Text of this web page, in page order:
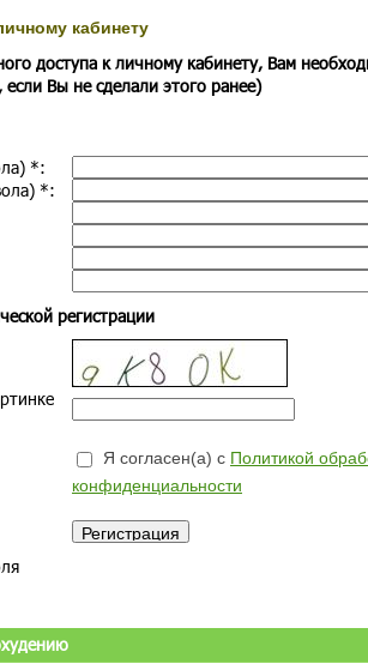
кабинету
доступа к личному кабинету, Вам
если Вы не сделали этого ранее)
*:
*:
регистрации
Я согласен(а) с Политикой
конфиденциальности